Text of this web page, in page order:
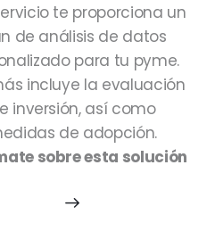
te proporciona un
de análisis de datos
para tu pyme.
incluye la evaluación
inversión, así como
de adopción.
sobre esta solución